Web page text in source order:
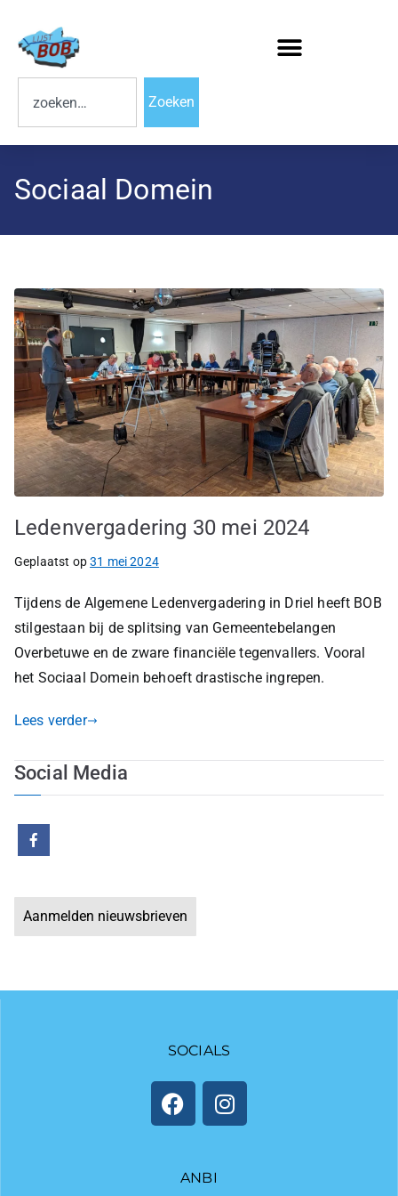
Zoeken
Sociaal Domein
Ledenvergadering 30 mei 2024
Geplaatst op31 mei 2024
Tijdens de Algemene Ledenvergadering in Driel heeft BOB
stilgestaan bij de splitsing van Gemeentebelangen
Overbetuwe en de zware financiële tegenvallers. Vooral
het Sociaal Domein behoeft drastische ingrepen.
Lees verder
Social Media
Aanmelden nieuwsbrieven
SOCIALS
ANBI